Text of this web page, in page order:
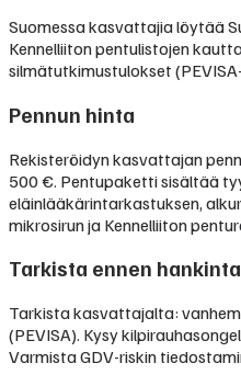
Suomessa kasvattajia löytää
Kennelliiton pentulistojen
silmätutkimustulokset
Pennun hinta
Rekisteröidyn kasvattajan
500 €. Pentupaketti sisältää
eläinlääkärintarkastuksen,
mikrosirun ja Kennelliiton
Tarkista ennen
Tarkista kasvattajalta:
(PEVISA). Kysy
Varmista GDV-riskin